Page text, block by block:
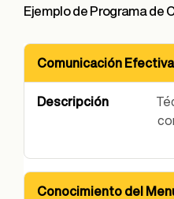
Ejemplo de Programa de
Área de Capacitación
Comunicación Efectiva
Conocimiento del